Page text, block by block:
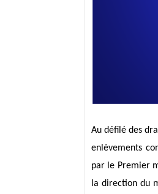
Au défilé des
enlèvements
par le Premier
la direction du